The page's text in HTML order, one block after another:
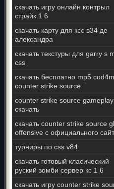
скачать игру онлайн контрыл
страйк 1 6
скачать карту для ксс в34 де
александра
скачать текстуры для garry s
css
скачать бесплатно mp5
counter strike source
counter strike source gameplay
скачать
скачать counter strike source
offensive с официального
турниры по css v84
скачать готовый класический
руский зомби сервер кс 1 6
скачать игру counter strike